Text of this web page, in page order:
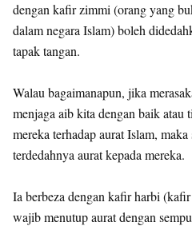
dengan kafir zimmi (orang yang
dalam negara Islam) boleh
tapak tangan.
Walau bagaimanapun, jika
menjaga aib kita dengan baik
mereka terhadap aurat Islam,
terdedahnya aurat kepada mereka.
Ia berbeza dengan kafir harbi
wajib menutup aurat dengan